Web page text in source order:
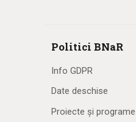
Politici BNaR
Info GDPR
Date deschise
Proiecte și